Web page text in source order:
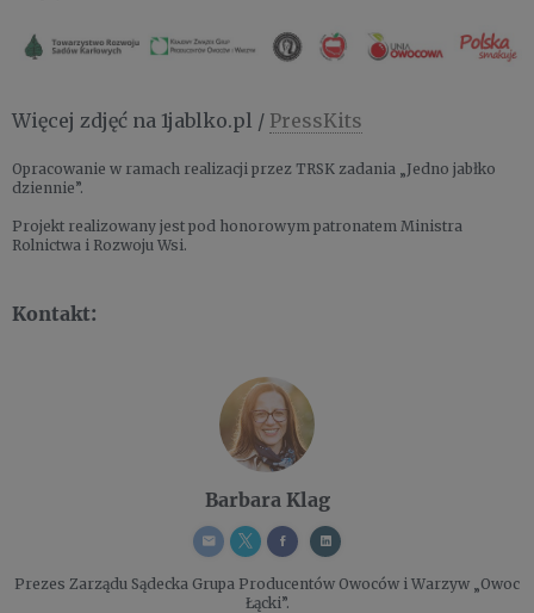
Więcej zdjęć na 1jablko.pl / PressKits
Opracowanie w ramach realizacji przez TRSK zadania „Jedno jabłko
dziennie”.
Projekt realizowany jest pod honorowym patronatem Ministra
Rolnictwa i Rozwoju Wsi.
Kontakt:
Barbara Klag
Prezes Zarządu Sądecka Grupa Producentów Owoców i Warzyw „Owoc
Łącki”.